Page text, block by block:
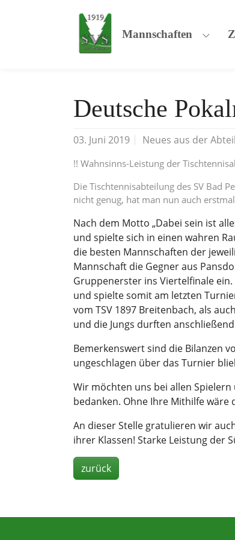
Mannschaften
Deutsche
03. Juni 2019 Neues aus der
!! Wahnsinns-Leistung der
Die Tischtennisabteilung des SV Bad
nicht genug, hat man nun auch
Nach dem Motto „Dabei sein ist
und spielte sich in einen wahren
die besten Mannschaften der
Mannschaft die Gegner aus
Gruppenerster ins Viertelfinale
und spielte somit am letzten
vom TSV 1897 Breitenbach, als
und die Jungs durften
Bemerkenswert sind die Bilanzen
ungeschlagen über das Turnier
Wir möchten uns bei allen
bedanken. Ohne Ihre Mithilfe wäre
An dieser Stelle gratulieren wir
ihrer Klassen! Starke Leistung der
zurück